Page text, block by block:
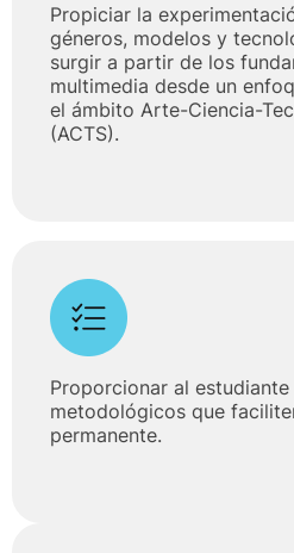
Propiciar la
géneros, modelos y
surgir a partir de los
multimedia desde un
el ámbito Arte-Ciencia-
(ACTS).
Proporcionar al
metodológicos que
permanente.